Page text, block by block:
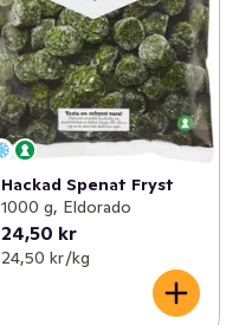
Hackad Spenat Fryst
1000 g, Eldorado
24,50 kr
24,50 kr /kg